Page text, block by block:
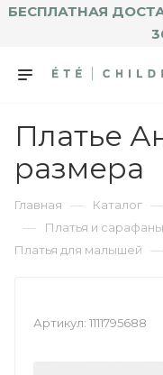
БЕСПЛАТНАЯ
Платье
размера
Главная — Каталог —
— Платья и
Платья для малышей —
Артикул: 1111795688